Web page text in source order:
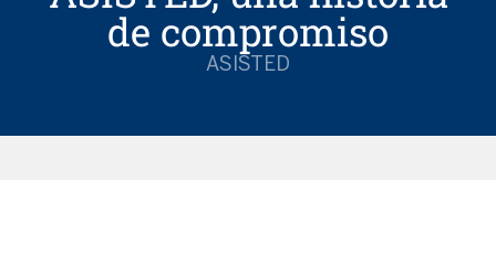
de compromiso
ASISTED